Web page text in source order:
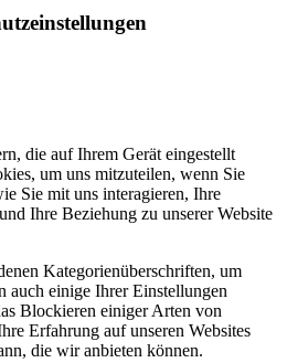
die auf Ihrem Gerät eingestellt
um uns mitzuteilen, wenn Sie
Sie mit uns interagieren, Ihre
Ihre Beziehung zu unserer Website
Kategorienüberschriften, um
auch einige Ihrer Einstellungen
Blockieren einiger Arten von
Erfahrung auf unseren Websites
die wir anbieten können.